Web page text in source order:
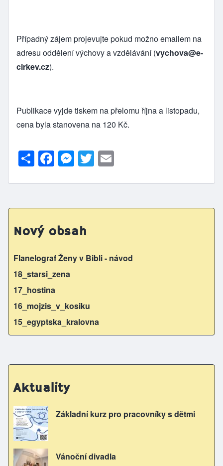
Případný zájem projevujte pokud možno emailem na
adresu oddělení výchovy a vzdělávání (vychova@e-
cirkev.cz).
Publikace vyjde tiskem na přelomu října a listopadu,
cena byla stanovena na 120 Kč.
S
h
ar
e
F
a
c
e
b
o
o
k
M
e
s
s
e
n
g
er
T
w
itt
er
ai
l
Nový obsah
Flanelograf Ženy v Bibli - návod
18_starsi_zena
17_hostina
16_mojzis_v_kosiku
15_egyptska_kralovna
Aktuality
Základní kurz pro pracovníky s dětmi
Vánoční divadla